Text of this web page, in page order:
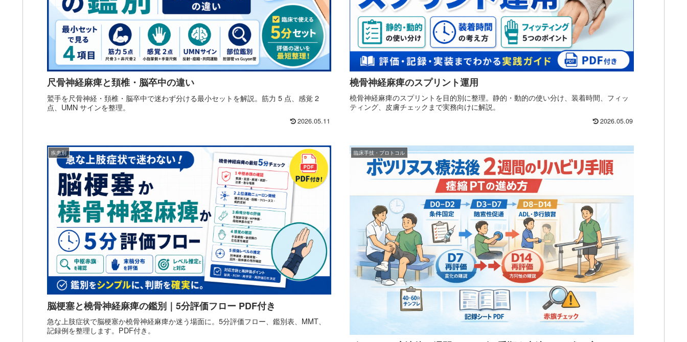
尺骨神経麻痺と頚椎・脳卒中の違い
鷲手を尺骨神経・頚椎・脳卒中で迷わず分ける最小セットを解説。筋力 5 点、感覚 2
点、UMN サインを整理。
2026.05.11
橈骨神経麻痺のスプリント運用
橈骨神経麻痺のスプリントを目的別に整理。静的・動的の使い分け、装着時間、フィッ
ティング、皮膚チェックまで実務向けに解説。
2026.05.09
疾患別
脳梗塞と橈骨神経麻痺の鑑別｜5分評価フロー PDF付き
急な上肢症状で脳梗塞か橈骨神経麻痺か迷う場面に。5分評価フロー、鑑別表、MMT、
記録例を整理します。PDF付き。
臨床手技・プロトコル